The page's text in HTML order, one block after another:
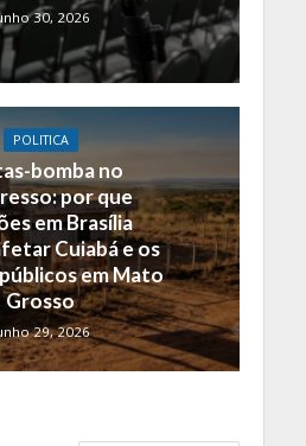
30, 2026
POLITICA
bomba no
por que
em Brasília
Cuiabá e os
em Mato
Grosso
29, 2026